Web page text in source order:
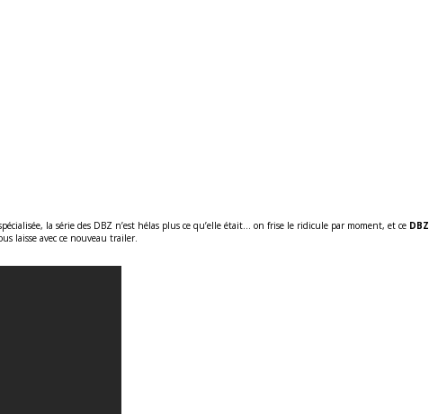
la série des DBZ n’est hélas plus ce qu’elle était… on frise le ridicule par moment, et ce DBZ
laisse avec ce nouveau trailer.